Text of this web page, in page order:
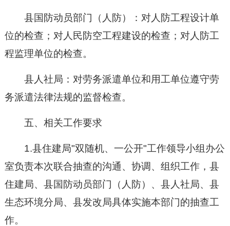
县国防动员部门（人防）：对人防工程设计单
位的检查；对人民防空工程建设的检查；对人防工
程监理单位的检查。
县人社局：对劳务派遣单位和用工单位遵守劳
务派遣法律法规的监督检查。
五、相关工作要求
1.县住建局"双随机、一公开"工作领导小组办公
室负责本次联合抽查的沟通、协调、组织工作，县
住建局、县国防动员部门（人防）、县人社局、县
生态环境分局、县发改局具体实施本部门的抽查工
作。